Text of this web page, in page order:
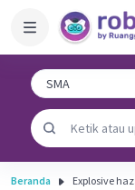
Beranda Explosive